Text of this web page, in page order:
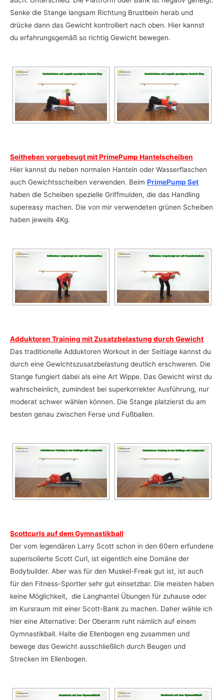
Senke die Stange langsam Richtung Brustbein herab und
drücke dann das Gewicht kontrolliert nach oben. Hier kannst
du erfahrungsgemäß so richtig Gewicht bewegen.
Seitheben vorgebeugt mit PrimePump Hantelscheiben
Hier kannst du neben normalen Hanteln oder Wasserflaschen
auch Gewichtsscheiben verwenden. Beim PrimePump Set
haben die Scheiben spezielle Griffmulden, die das Handling
supereasy machen. Die von mir verwendeten grünen Scheiben
haben jeweils 4Kg.
Adduktoren Training mit Zusatzbelastung durch Gewicht
Das traditionelle Adduktoren Workout in der Seitlage kannst du
durch eine Gewichtszusatzbelastung deutlich erschweren. Die
Stange fungiert dabei als eine Art Wippe. Das Gewicht wirst du
wahrscheinlich, zumindest bei superkorrekter Ausführung, nur
moderat schwer wählen können. Die Stange platzierst du am
besten genau zwischen Ferse und Fußballen.
Scottcurls auf dem Gymnastikball
Der vom legendären Larry Scott schon in den 60ern erfundene
superisolierte Scott Curl, ist eigentlich eine Domäne der
Bodybuilder. Aber was für den Muskel-Freak gut ist, ist auch
für den Fitness-Sportler sehr gut einsetzbar. Die meisten haben
keine Möglichkeit, die Langhantel Übungen für zuhause oder
im Kursraum mit einer Scott-Bank zu machen. Daher wähle ich
hier eine Alternative: Der Oberarm ruht nämlich auf einem
Gymnastikball. Halte die Ellenbogen eng zusammen und
bewege das Gewicht ausschließlich durch Beugen und
Strecken im Ellenbogen.